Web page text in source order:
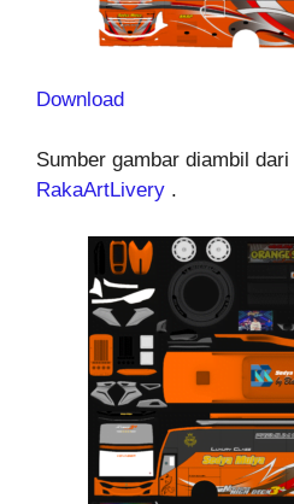
Download
Sumber gambar diambil dari
RakaArtLivery .